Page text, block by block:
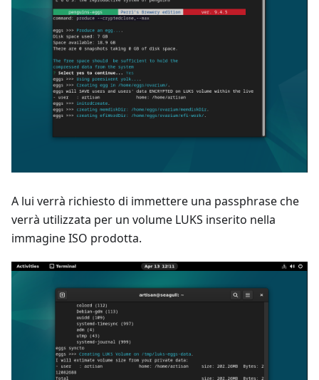
A lui verrà richiesto di immettere una passphrase che
verrà utilizzata per un volume LUKS inserito nella
immagine ISO prodotta.